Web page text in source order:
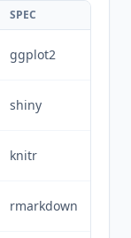
SPEC
ggplot2
shiny
knitr
rmarkdown